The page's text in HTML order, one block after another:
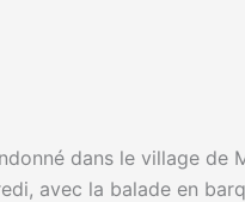
dans le village
avec la balade en